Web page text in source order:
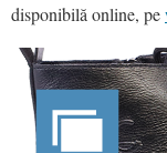
disponibilă online, pe